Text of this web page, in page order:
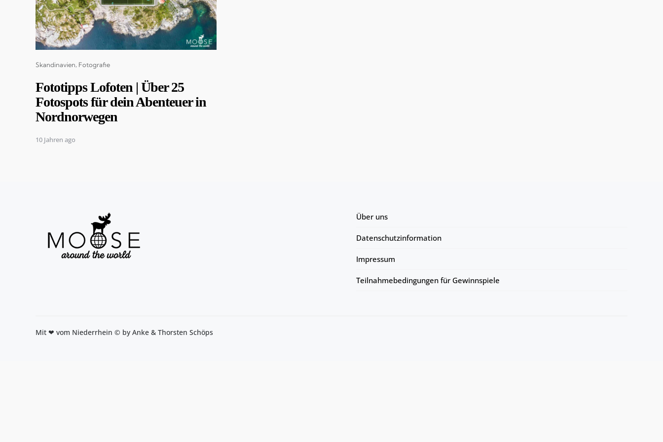
Categories
Skandinavien Fotografie
Fototipps Lofoten | Über 25
Fotospots für dein Abenteuer in
Nordnorwegen
10 Jahren ago
Über uns
Datenschutzinformation
Impressum
Teilnahmebedingungen für Gewinnspiele
Mit ❤ vom Niederrhein © by Anke & Thorsten Schöps